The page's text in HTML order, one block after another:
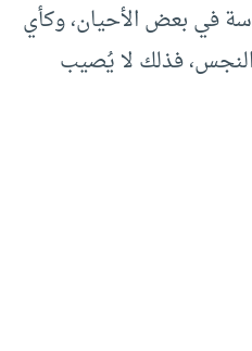
في بعض الأحيان، وكأي
النجس، فذلك لا يُصيب